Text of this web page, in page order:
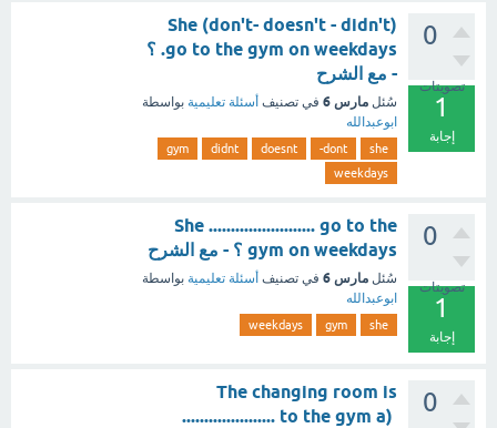
0
تصويتات
1
إجابة
She (don't- doesn't - didn't)
go to the gym on weekdays. ؟
- مع الشرح
سُئل مارس 6 في تصنيف أسئلة تعليمية بواسطة
ابوعبدالله
she
dont-
doesnt
didnt
gym
weekdays
0
تصويتات
1
إجابة
She ........................ go to the
gym on weekdays ؟ - مع الشرح
سُئل مارس 6 في تصنيف أسئلة تعليمية بواسطة
ابوعبدالله
she
gym
weekdays
0
The changing room is
..................... to the gym a)